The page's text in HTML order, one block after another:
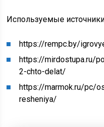
Используемые
https://rempc.by/
https://mirdostupa.ru/
2-chto-delat/
https://marmok.ru/pc/
resheniya/